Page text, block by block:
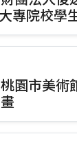
大專院校學
桃園市美